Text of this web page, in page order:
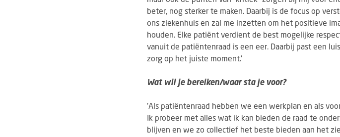
beter, nog sterker te maken. Daarbij is de focus op
ons ziekenhuis en zal me inzetten om het positieve
houden. Elke patiënt verdient de best mogelijke
vanuit de patiëntenraad is een eer. Daarbij past een
zorg op het juiste moment.'
Wat wil je bereiken/waar sta je voor?
'Als patiëntenraad hebben we een werkplan en als
Ik probeer met alles wat ik kan bieden de raad te
blijven en we zo collectief het beste bieden aan het